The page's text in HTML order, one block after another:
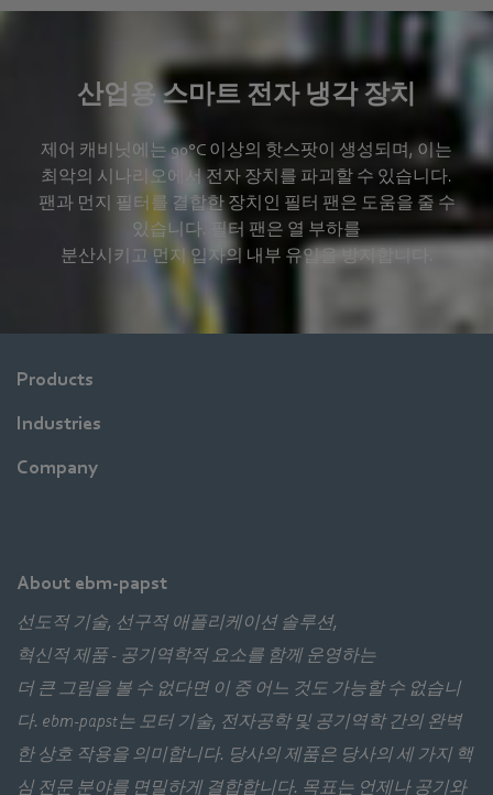
산업용 스마트 전자 냉각 장치
제어 캐비닛에는 90°C 이상의 핫스팟이 생성되며, 이는
최악의 시나리오에서 전자 장치를 파괴할 수 있습니다.
팬과 먼지 필터를 결합한 장치인 필터 팬은 도움을 줄 수
있습니다. 필터 팬은 열 부하를
분산시키고 먼지 입자의 내부 유입을 방지합니다.
Products
Industries
Company
About ebm-papst
선도적 기술, 선구적 애플리케이션 솔루션,
혁신적 제품 - 공기역학적 요소를 함께 운영하는
더 큰 그림을 볼 수 없다면 이 중 어느 것도 가능할 수 없습니
다. ebm‑papst는 모터 기술, 전자공학 및 공기역학 간의 완벽
한 상호 작용을 의미합니다. 당사의 제품은 당사의 세 가지 핵
심 전문 분야를 면밀하게 결합합니다. 목표는 언제나 공기와